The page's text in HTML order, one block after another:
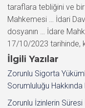
taraflara tebliğini ve
Mahkemesi … İdari
dosyanın … İdare
17/10/2023 tarihinde,
İlgili Yazılar
Zorunlu Sigorta
Sorumluluğu Hakkında
Zorunlu İzinlerin Süresi